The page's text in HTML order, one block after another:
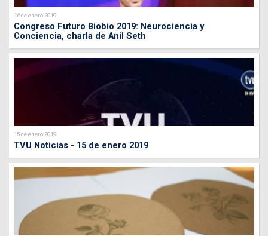
16 de enero 2019
Congreso Futuro Biobío 2019: Neurociencia y
Conciencia, charla de Anil Seth
15 de enero 2019
TVU Noticias - 15 de enero 2019